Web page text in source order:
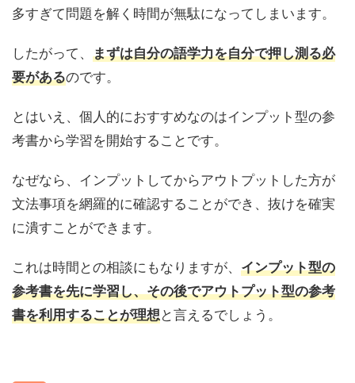
多すぎて問題を解く時間が無駄になってしまいます。
したがって、 まずは自分の語学力を自分で押し測る必
要があるのです。
とはいえ、個人的におすすめなのはインプット型の参
考書から学習を開始することです。
なぜなら、インプットしてからアウトプットした方が
文法事項を網羅的に確認することができ、抜けを確実
に潰すことができます。
これは時間との相談にもなりますが、 インプット型の
参考書を先に学習し、その後でアウトプット型の参考
書を利用することが理想と言えるでしょう。